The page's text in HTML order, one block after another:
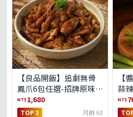
【良品開飯】追劇無骨
鳳爪6包任選-招牌原味/
濃濃蒜香/過癮麻辣(免運
組)
NT$ 1,680
TOP 3 月銷 68
【
蒜
(免
NT$